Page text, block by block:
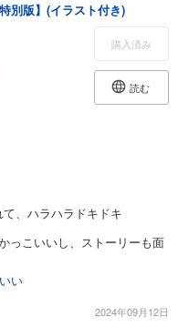
別版】(イラスト付き)
購入済み
読む
、ハラハラドキドキ
っこいいし、ストーリーも面
い
2024年09月12日